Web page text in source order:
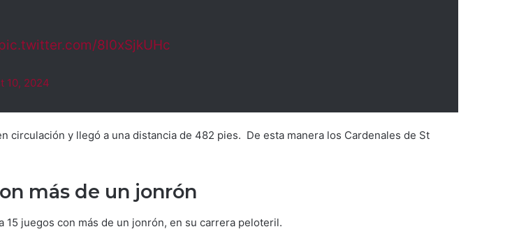
8l0xSjkUHc
10, 2024
circulación y llegó a una distancia de 482 pies. De esta manera los Cardenales de St
más de un jonrón
juegos con más de un jonrón, en su carrera peloteril.